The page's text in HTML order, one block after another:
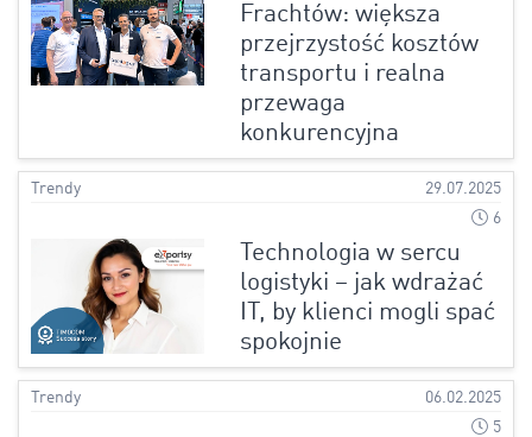
Frachtów: większa
przejrzystość kosztów
transportu i realna
przewaga
konkurencyjna
Trendy
29.07.2025
6
Technologia w sercu
logistyki – jak wdrażać
IT, by klienci mogli spać
spokojnie
Trendy
06.02.2025
5